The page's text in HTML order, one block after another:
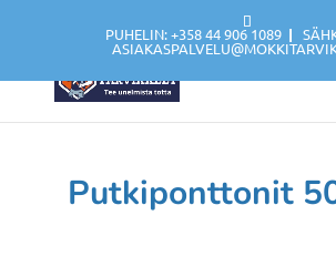
PUHELIN: +358 44 906 1089 |
Putkiponttonit